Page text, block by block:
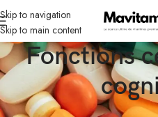
Skip to navigation
Skip to main content
Fonctions
Accueil Compléments Fonctions